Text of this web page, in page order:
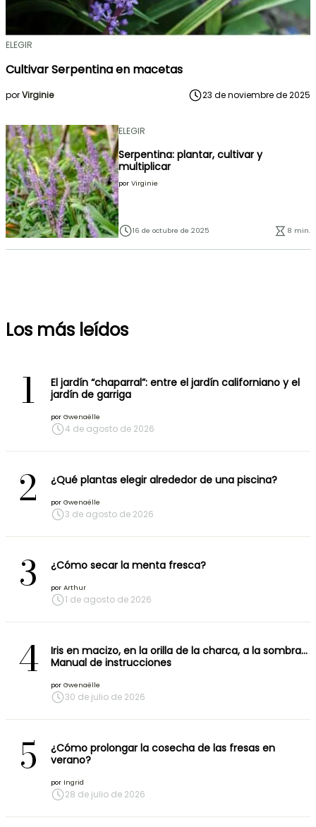
ELEGIR
Cultivar Serpentina en macetas
porVirginie 23 de noviembre de 2025
ELEGIR
Serpentina: plantar, cultivar y
multiplicar
por Virginie
16 de octubre de 2025 8 min.
Los más leídos
1
El jardín “chaparral”: entre el jardín californiano y el
jardín de garriga
por Gwenaëlle
4 de agosto de 2026
2 ¿Qué plantas elegir alrededor de una piscina?
por Gwenaëlle
3 de agosto de 2026
3 ¿Cómo secar la menta fresca?
por Arthur
1 de agosto de 2026
4
Iris en macizo, en la orilla de la charca, a la sombra…
Manual de instrucciones
por Gwenaëlle
30 de julio de 2026
5
¿Cómo prolongar la cosecha de las fresas en
verano?
por Ingrid
28 de julio de 2026